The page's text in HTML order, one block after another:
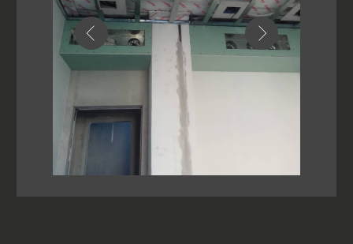
ВНУТРЕННЯЯ
ОТДЕЛКА
Монтируем гипсокартон, обшиваем
стены деревом или вагонкой, делаем
покраску, укладываем ламинат или
плитку. Постепенно дом обретает
готовый вид.